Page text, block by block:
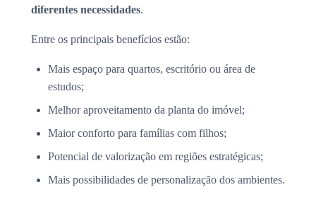
diferentes necessidades.
Entre os principais benefícios estão:
Mais espaço para quartos, escritório ou área de
estudos;
Melhor aproveitamento da planta do imóvel;
Maior conforto para famílias com filhos;
Potencial de valorização em regiões estratégicas;
Mais possibilidades de personalização dos ambientes.